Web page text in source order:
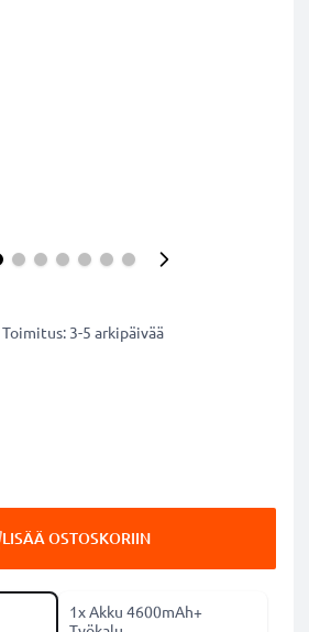
Toimitus: 3-5 arkipäivää
LISÄÄ OSTOSKORIIN
1x Akku 4600mAh+